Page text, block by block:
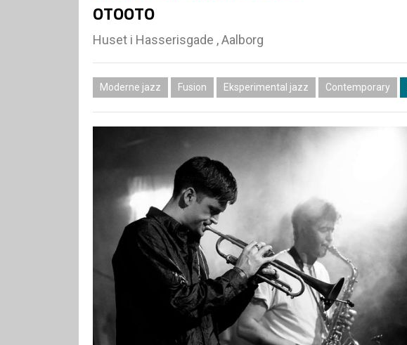
OTOOTO
Huset i Hasserisgade , Aalborg
Moderne jazz Fusion Eksperimental jazz Contemporary